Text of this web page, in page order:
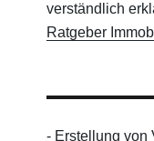
verständlich
Ratgeber
- Erstellung von